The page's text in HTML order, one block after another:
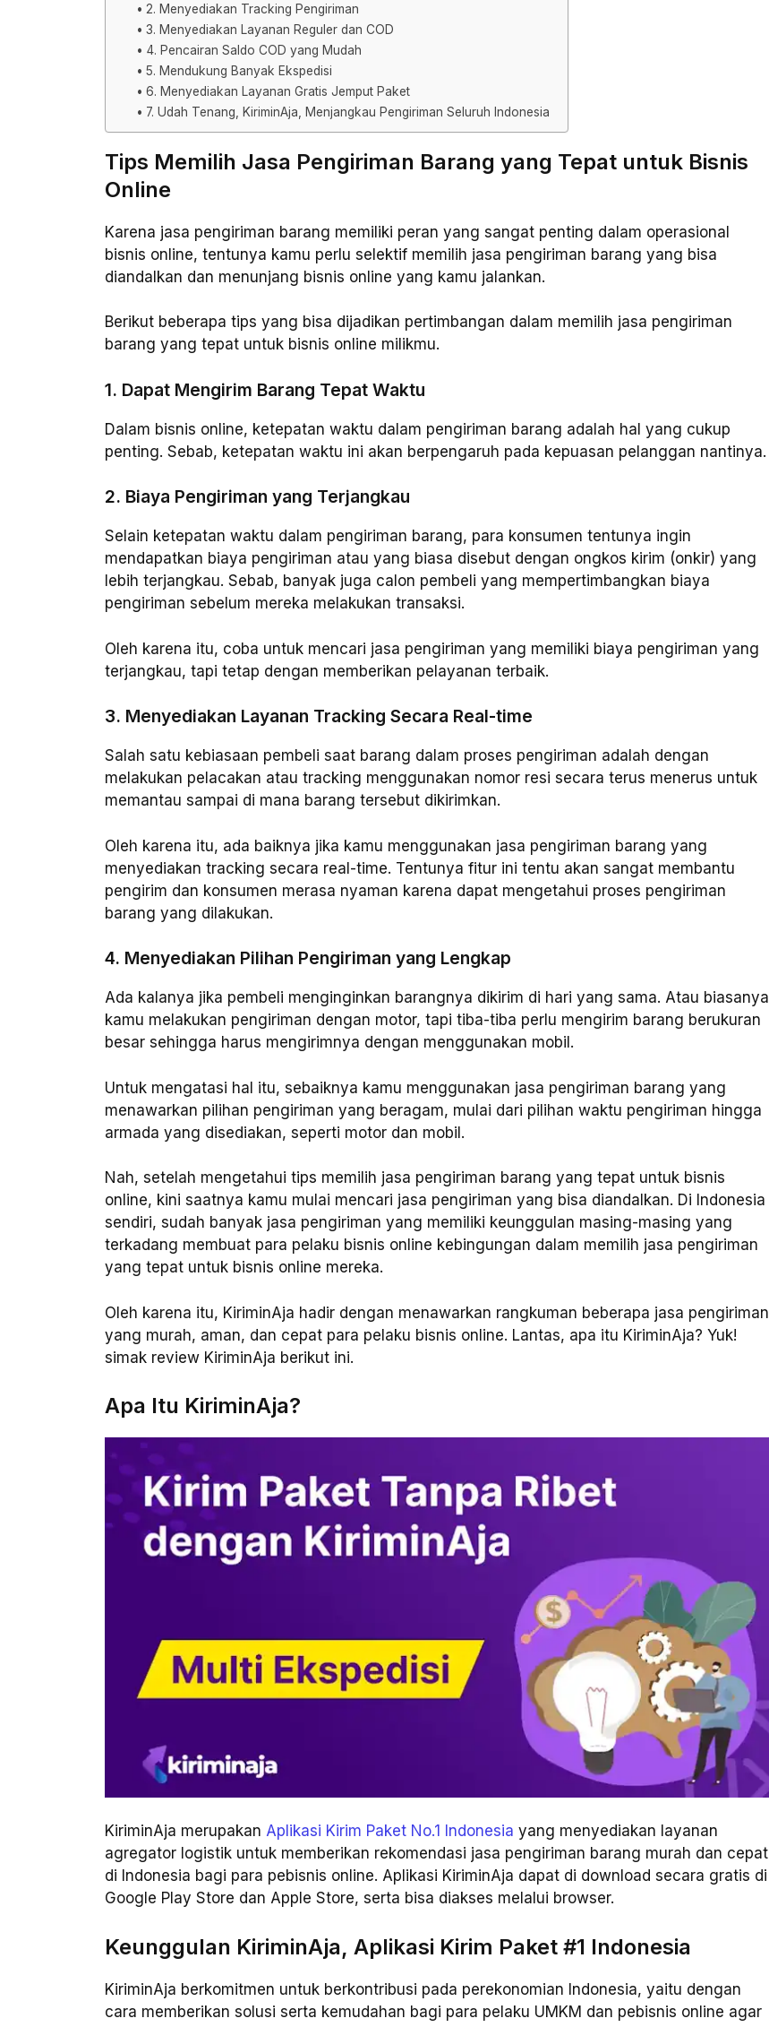
2. Menyediakan Tracking Pengiriman
3. Menyediakan Layanan Reguler dan COD
4. Pencairan Saldo COD yang Mudah
5. Mendukung Banyak Ekspedisi
6. Menyediakan Layanan Gratis Jemput Paket
7. Udah Tenang, KiriminAja, Menjangkau Pengiriman Seluruh Indonesia
Tips Memilih Jasa Pengiriman Barang yang Tepat untuk Bisnis
Online
Karena jasa pengiriman barang memiliki peran yang sangat penting dalam operasional
bisnis online, tentunya kamu perlu selektif memilih jasa pengiriman barang yang bisa
diandalkan dan menunjang bisnis online yang kamu jalankan.
Berikut beberapa tips yang bisa dijadikan pertimbangan dalam memilih jasa pengiriman
barang yang tepat untuk bisnis online milikmu.
1. Dapat Mengirim Barang Tepat Waktu
Dalam bisnis online, ketepatan waktu dalam pengiriman barang adalah hal yang cukup
penting. Sebab, ketepatan waktu ini akan berpengaruh pada kepuasan pelanggan nantinya.
2. Biaya Pengiriman yang Terjangkau
Selain ketepatan waktu dalam pengiriman barang, para konsumen tentunya ingin
mendapatkan biaya pengiriman atau yang biasa disebut dengan ongkos kirim (onkir) yang
lebih terjangkau. Sebab, banyak juga calon pembeli yang mempertimbangkan biaya
pengiriman sebelum mereka melakukan transaksi.
Oleh karena itu, coba untuk mencari jasa pengiriman yang memiliki biaya pengiriman yang
terjangkau, tapi tetap dengan memberikan pelayanan terbaik.
3. Menyediakan Layanan Tracking Secara Real-time
Salah satu kebiasaan pembeli saat barang dalam proses pengiriman adalah dengan
melakukan pelacakan atau tracking menggunakan nomor resi secara terus menerus untuk
memantau sampai di mana barang tersebut dikirimkan.
Oleh karena itu, ada baiknya jika kamu menggunakan jasa pengiriman barang yang
menyediakan tracking secara real-time. Tentunya fitur ini tentu akan sangat membantu
pengirim dan konsumen merasa nyaman karena dapat mengetahui proses pengiriman
barang yang dilakukan.
4. Menyediakan Pilihan Pengiriman yang Lengkap
Ada kalanya jika pembeli menginginkan barangnya dikirim di hari yang sama. Atau biasanya
kamu melakukan pengiriman dengan motor, tapi tiba-tiba perlu mengirim barang berukuran
besar sehingga harus mengirimnya dengan menggunakan mobil.
Untuk mengatasi hal itu, sebaiknya kamu menggunakan jasa pengiriman barang yang
menawarkan pilihan pengiriman yang beragam, mulai dari pilihan waktu pengiriman hingga
armada yang disediakan, seperti motor dan mobil.
Nah, setelah mengetahui tips memilih jasa pengiriman barang yang tepat untuk bisnis
online, kini saatnya kamu mulai mencari jasa pengiriman yang bisa diandalkan. Di Indonesia
sendiri, sudah banyak jasa pengiriman yang memiliki keunggulan masing-masing yang
terkadang membuat para pelaku bisnis online kebingungan dalam memilih jasa pengiriman
yang tepat untuk bisnis online mereka.
Oleh karena itu, KiriminAja hadir dengan menawarkan rangkuman beberapa jasa pengiriman
yang murah, aman, dan cepat para pelaku bisnis online. Lantas, apa itu KiriminAja? Yuk!
simak review KiriminAja berikut ini.
Apa Itu KiriminAja?
KiriminAja merupakan Aplikasi Kirim Paket No.1 Indonesia yang menyediakan layanan
agregator logistik untuk memberikan rekomendasi jasa pengiriman barang murah dan cepat
di Indonesia bagi para pebisnis online. Aplikasi KiriminAja dapat di download secara gratis di
Google Play Store dan Apple Store, serta bisa diakses melalui browser.
Keunggulan KiriminAja, Aplikasi Kirim Paket #1 Indonesia
KiriminAja berkomitmen untuk berkontribusi pada perekonomian Indonesia, yaitu dengan
cara memberikan solusi serta kemudahan bagi para pelaku UMKM dan pebisnis online agar